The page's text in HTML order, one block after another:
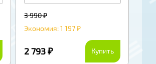
3 990 ₽
Экономия: 1 197 ₽
2 793 ₽ Купить